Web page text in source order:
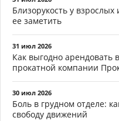
Близорукость у
ее заметить
31 июл 2026
Как выгодно арендовать
прокатной компании
30 июл 2026
Боль в грудном отделе:
свободу движений